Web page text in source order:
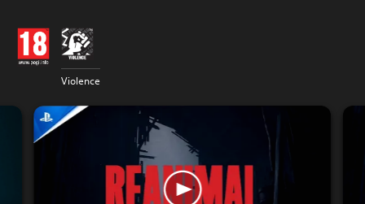
Violence